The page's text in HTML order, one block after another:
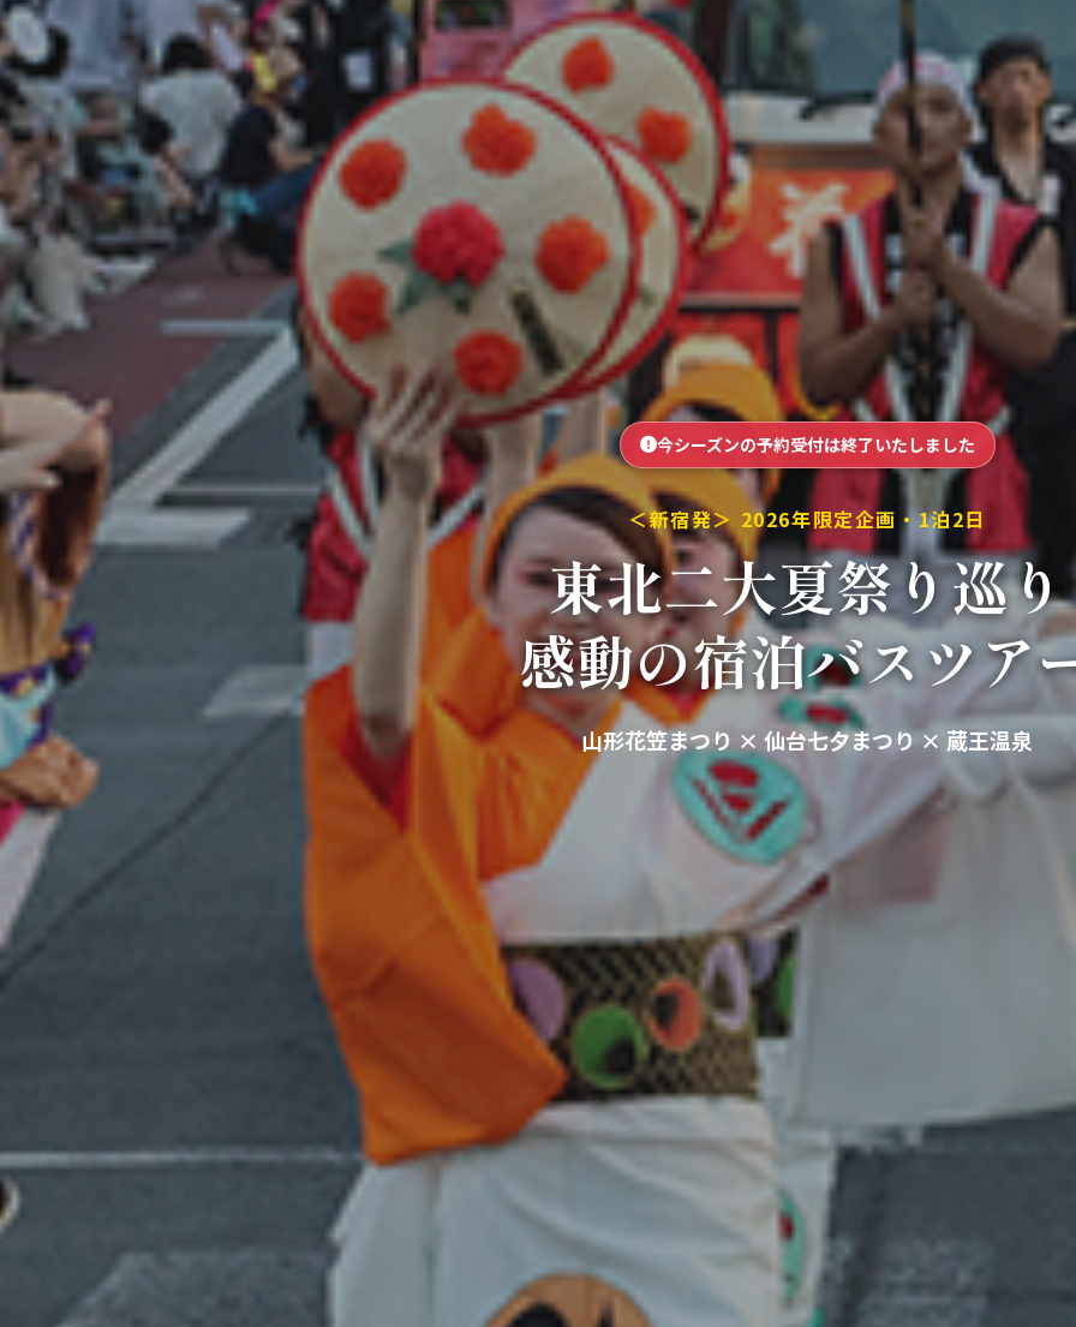
今シーズンの予約受付は終了いたしました
＜新宿発＞ 2026年限定企画・1泊2日
東北二大夏祭り巡り
感動の宿泊バスツア
山形花笠まつり × 仙台七夕まつり × 蔵王温泉